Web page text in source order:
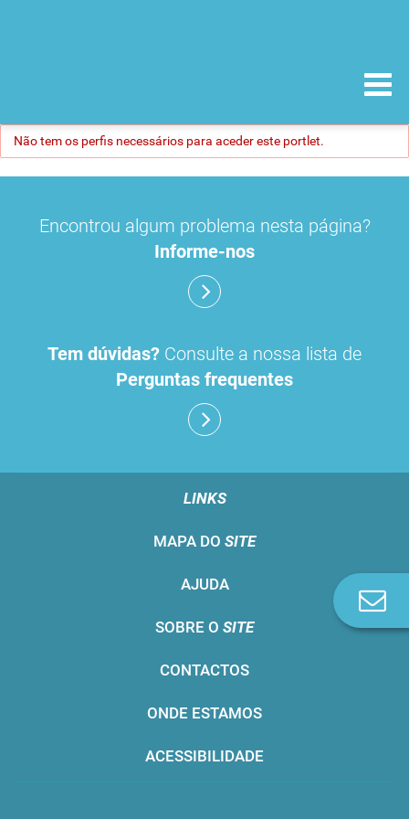
Não tem os perfis necessários para aceder este portlet.
Encontrou algum problema nesta página?
Informe-nos
Tem dúvidas? Consulte a nossa lista de
Perguntas frequentes
LINKS
MAPA DO SITE
AJUDA
SOBRE O SITE
CONTACTOS
ONDE ESTAMOS
ACESSIBILIDADE